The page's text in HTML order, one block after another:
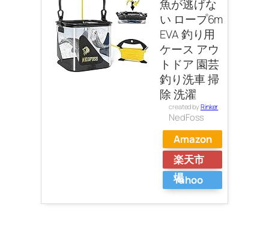
魚が逃げな
い ロープ6m
EVA 釣り用
ケース アウ
トドア 園芸
釣り洗車 掃
除 洗濯
created byRinker
NedFoss
Amazon
楽天市
場
Yahoo